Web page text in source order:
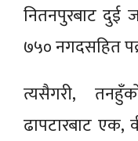
नितनपुरबाट दुई
७५० नगदसहित
त्यसैगरी,
ढापटारबाट एक,